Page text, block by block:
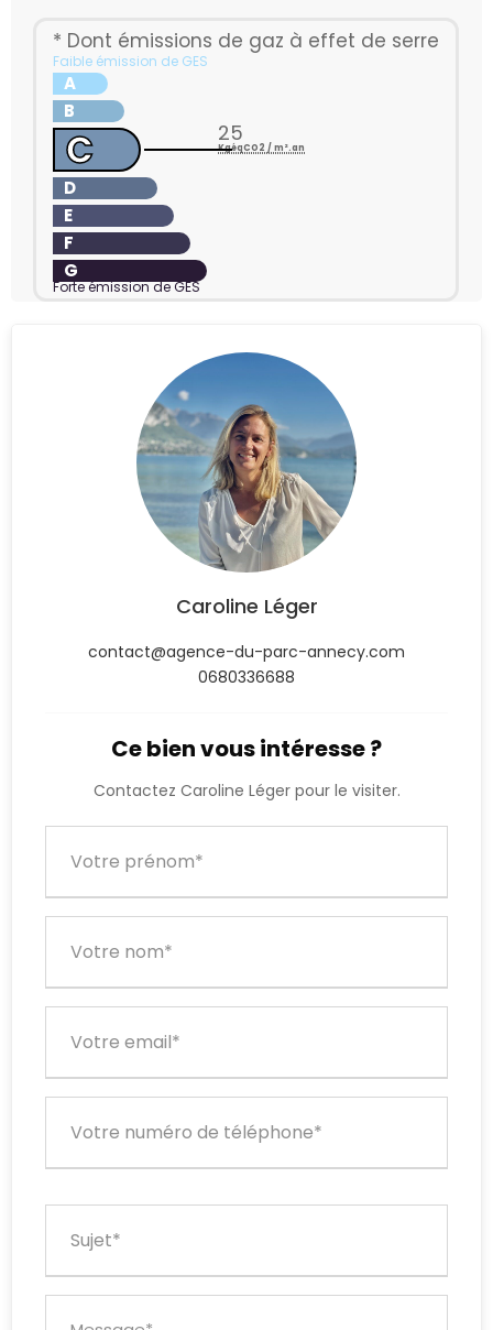
* Dont émissions de gaz à effet de serre
Faible émission de GES
A
B
C
D
E
F
G
Forte émission de GES
25
KgéqCO2 / m².an
Caroline Léger
contact@agence-du-parc-annecy.com
0680336688
Ce bien vous intéresse ?
Contactez Caroline Léger pour le visiter.